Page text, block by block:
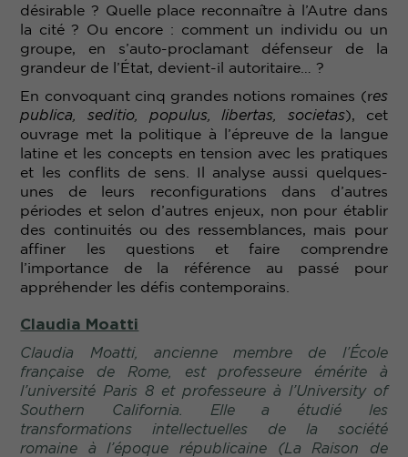
désirable ? Quelle place reconnaître à l’Autre dans
la cité ? Ou encore : comment un individu ou un
groupe, en s’auto-proclamant défenseur de la
grandeur de l’État, devient-il autoritaire… ?
En convoquant cinq grandes notions romaines (res
publica, seditio, populus, libertas, societas), cet
ouvrage met la politique à l’épreuve de la langue
latine et les concepts en tension avec les pratiques
et les conflits de sens. Il analyse aussi quelques-
unes de leurs reconfigurations dans d’autres
périodes et selon d’autres enjeux, non pour établir
des continuités ou des ressemblances, mais pour
affiner les questions et faire comprendre
l’importance de la référence au passé pour
appréhender les défis contemporains.
Claudia Moatti
Claudia Moatti, ancienne membre de l’École
française de Rome, est professeure émérite à
l’université Paris 8 et professeure à l’University of
Southern California. Elle a étudié les
transformations intellectuelles de la société
romaine à l’époque républicaine (La Raison de